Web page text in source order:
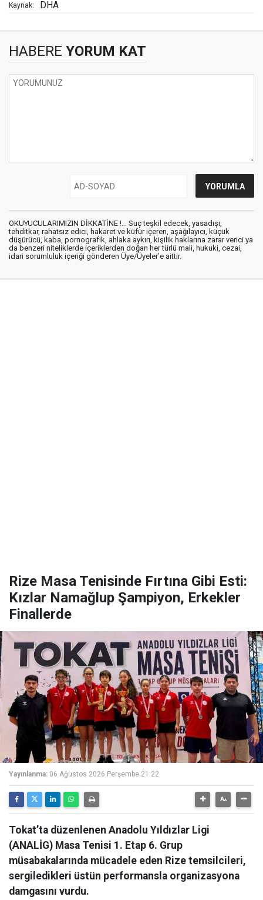
Kaynak: DHA
HABERE YORUM KAT
OKUYUCULARIMIZIN DİKKATİNE !... Suç teşkil edecek, yasadışı,
tehditkar, rahatsız edici, hakaret ve küfür içeren, aşağılayıcı, küçük
düşürücü, kaba, pornografik, ahlaka aykırı, kişilik haklarına zarar verici ya
da benzeri niteliklerde içeriklerden doğan her türlü mali, hukuki, cezai,
idari sorumluluk içeriği gönderen Üye/Üyeler’e aittir.
Rize Masa Tenisinde Fırtına Gibi Esti:
Kızlar Namağlup Şampiyon, Erkekler
Finallerde
Yayınlanma: 06 Ağustos 2026 Perşembe 21:22
Tokat’ta düzenlenen Anadolu Yıldızlar Ligi
(ANALİG) Masa Tenisi 1. Etap 6. Grup
müsabakalarında mücadele eden Rize temsilcileri,
sergiledikleri üstün performansla organizasyona
damgasını vurdu.